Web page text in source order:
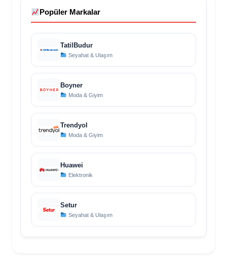
Popüler Markalar
TatilBudur
Seyahat & Ulaşım
Boyner
Moda & Giyim
Trendyol
Moda & Giyim
Huawei
Elektronik
Setur
Seyahat & Ulaşım